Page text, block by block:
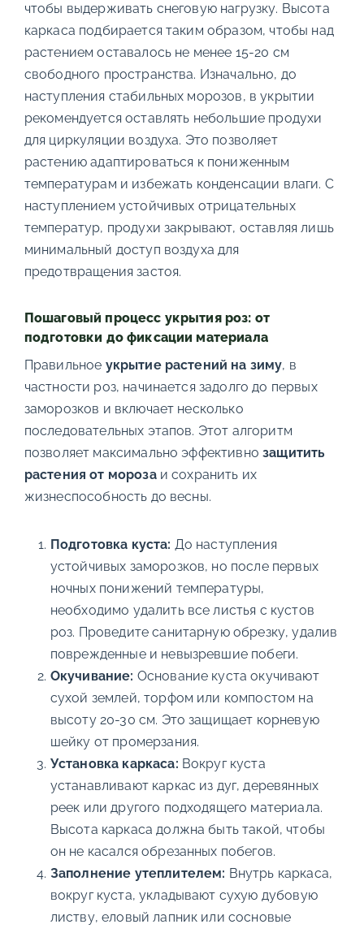
чтобы выдерживать снеговую нагрузку. Высота
каркаса подбирается таким образом, чтобы над
растением оставалось не менее 15-20 см
свободного пространства. Изначально, до
наступления стабильных морозов, в укрытии
рекомендуется оставлять небольшие продухи
для циркуляции воздуха. Это позволяет
растению адаптироваться к пониженным
температурам и избежать конденсации влаги. С
наступлением устойчивых отрицательных
температур, продухи закрывают, оставляя лишь
минимальный доступ воздуха для
предотвращения застоя.
Пошаговый процесс укрытия роз: от
подготовки до фиксации материала
Правильное укрытие растений на зиму, в
частности роз, начинается задолго до первых
заморозков и включает несколько
последовательных этапов. Этот алгоритм
позволяет максимально эффективнозащитить
растения от морозаи сохранить их
жизнеспособность до весны.
Подготовка куста: До наступления
устойчивых заморозков, но после первых
ночных понижений температуры,
необходимо удалить все листья с кустов
роз. Проведите санитарную обрезку, удалив
поврежденные и невызревшие побеги.
Окучивание: Основание куста окучивают
сухой землей, торфом или компостом на
высоту 20-30 см. Это защищает корневую
шейку от промерзания.
Установка каркаса: Вокруг куста
устанавливают каркас из дуг, деревянных
реек или другого подходящего материала.
Высота каркаса должна быть такой, чтобы
он не касался обрезанных побегов.
Заполнение утеплителем: Внутрь каркаса,
вокруг куста, укладывают сухую дубовую
листву, еловый лапник или сосновые